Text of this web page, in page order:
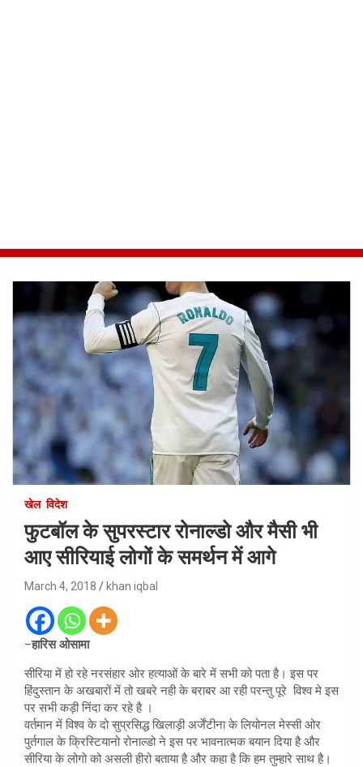
खेल विदेश
फुटबॉल के सुपरस्टार रोनाल्डो और मैसी भी
आए सीरियाई लोगों के समर्थन में आगे
March 4, 2018 khan iqbal
–हारिस ओसामा
सीरिया में हो रहे नरसंहार ओर हत्याओं के बारे में सभी को पता है। इस पर
हिंदुस्तान के अखबारों में तो खबरे नही के बराबर आ रही परन्तु पूरे विश्व मे इस
पर सभी कड़ी निंदा कर रहे है ।
वर्तमान में विश्व के दो सुप्रसिद्ध खिलाड़ी अर्जेंटीना के लियोनल मेस्सी ओर
पुर्तगाल के क्रिस्टियानो रोनाल्डो ने इस पर भावनात्मक बयान दिया है और
सीरिया के लोगो को असली हीरो बताया है और कहा है कि हम तुम्हारे साथ है।